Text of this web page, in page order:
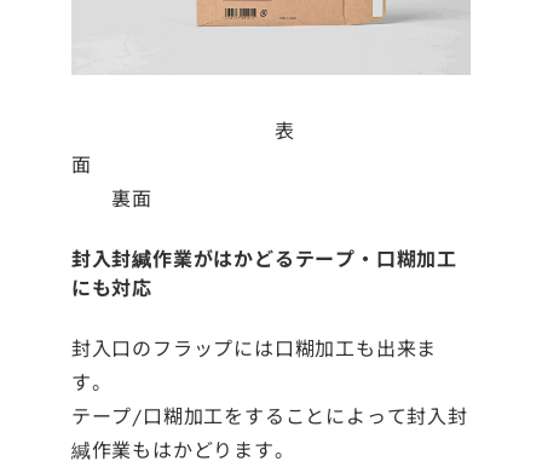
表
面
裏面
封入封緘作業がはかどるテープ・口糊加工
にも対応
封入口のフラップには口糊加工も出来ま
す。
テープ/口糊加工をすることによって封入封
緘作業もはかどります。